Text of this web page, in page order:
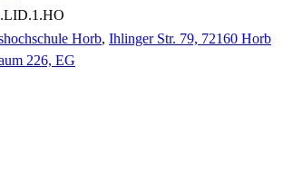
Horb, Ihlinger Str. 79, 72160 Horb
226, EG